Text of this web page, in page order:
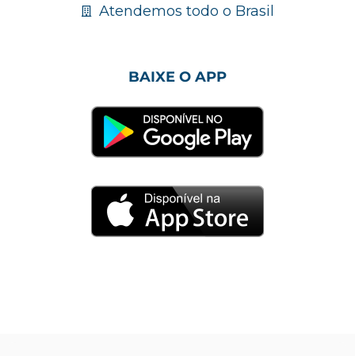
Atendemos todo o Brasil
BAIXE O APP